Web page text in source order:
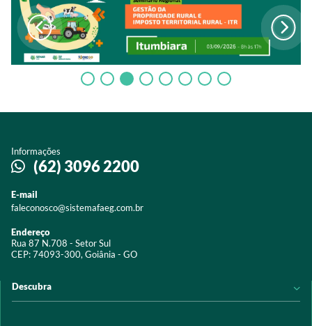
Informações
(62) 3096 2200
E-mail
faleconosco@sistemafaeg.com.br
Endereço
Rua 87 N.708 - Setor Sul
CEP: 74093-300, Goiânia - GO
Descubra